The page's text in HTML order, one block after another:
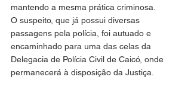
mantendo a mesma prática criminosa.
O suspeito, que já possui diversas
passagens pela polícia, foi autuado e
encaminhado para uma das celas da
Delegacia de Polícia Civil de Caicó, onde
permanecerá à disposição da Justiça.